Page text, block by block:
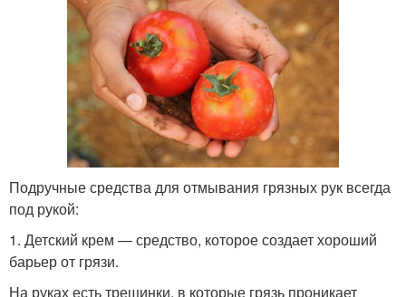
Подручные средства для отмывания грязных рук всегда
под рукой:
1. Детский крем — средство, которое создает хороший
барьер от грязи.
На руках есть трещинки, в которые грязь проникает